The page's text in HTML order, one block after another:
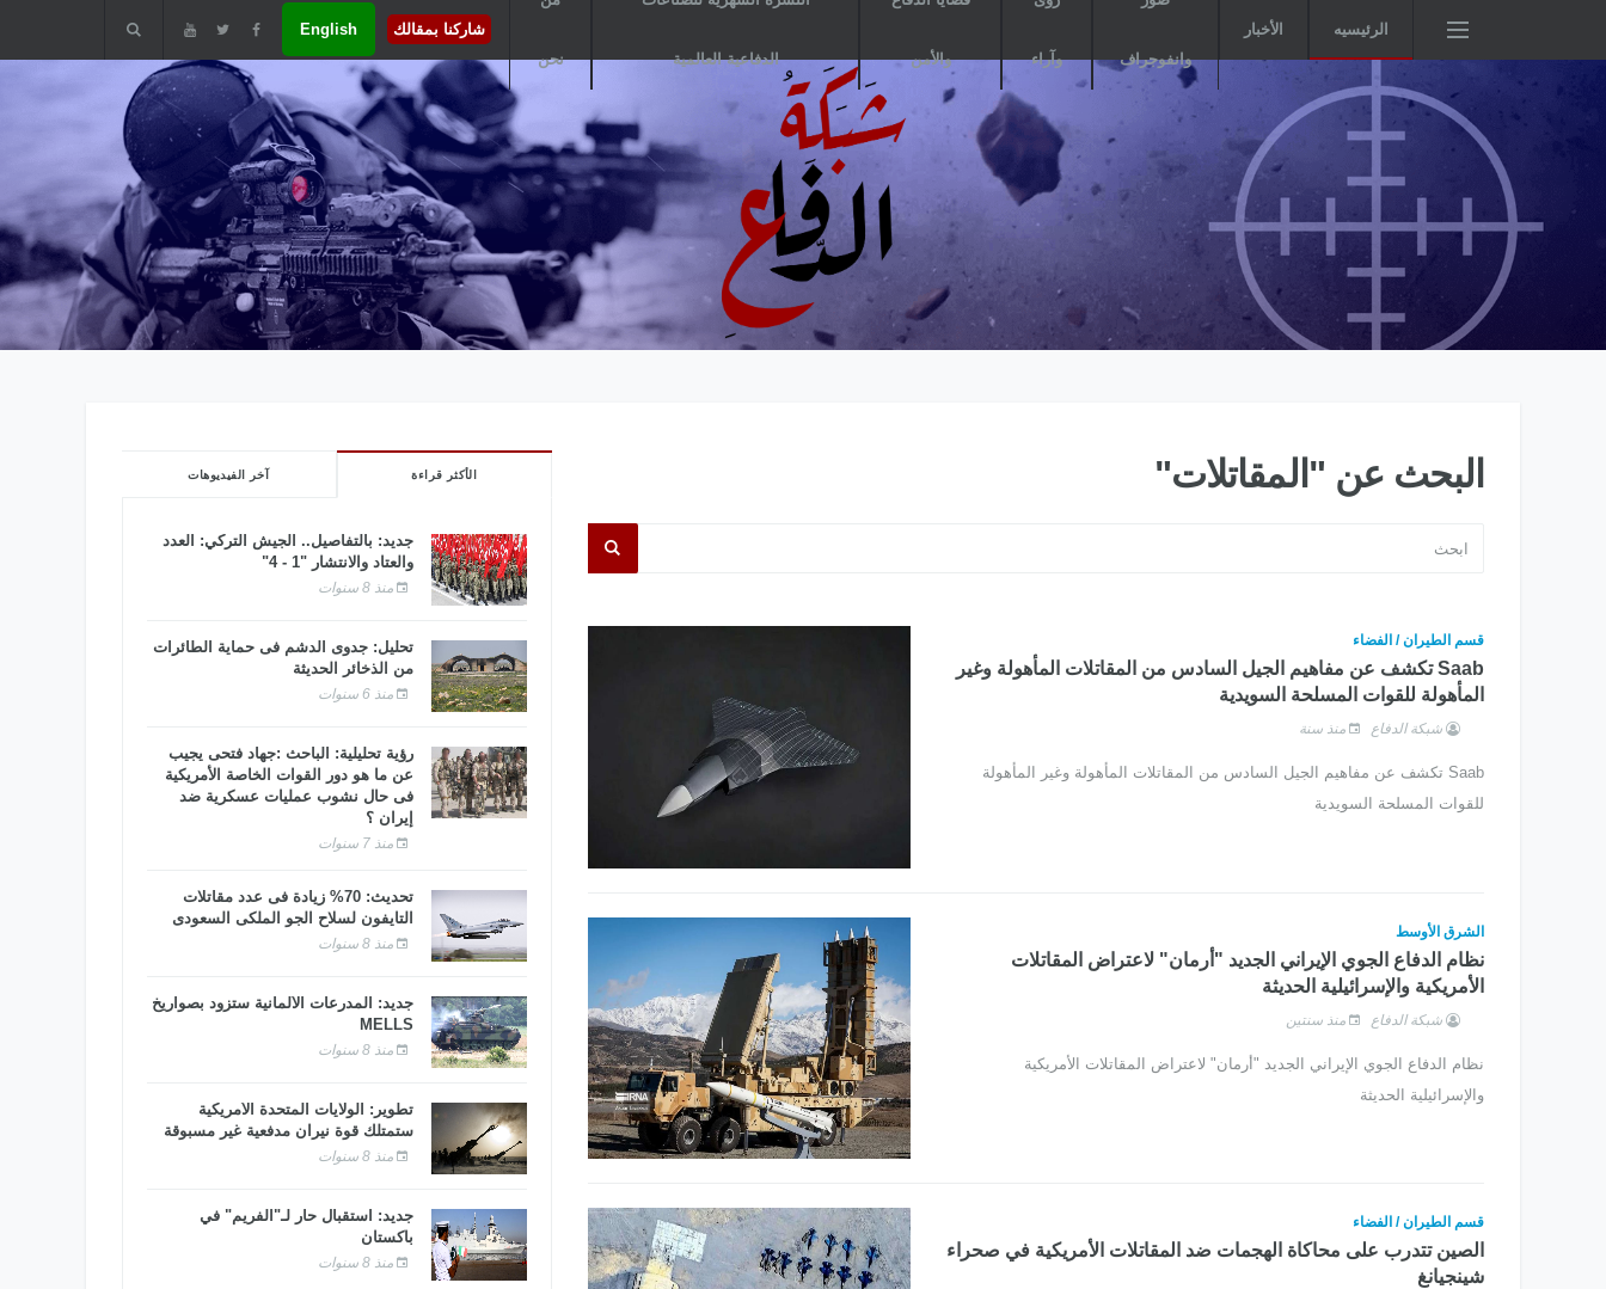
الرئيسيه الأخبار
وانفوجراف وآراء والأمن الدفاعية العالمية نحن
شاركنا بمقالك English
البحث عن "المقاتلات"
قسم الطيران / الفضاء
Saab تكشف عن مفاهيم الجيل السادس من المقاتلات المأهولة وغير
المأهولة للقوات المسلحة السويدية
شبكة الدفاع منذ سنة
Saab تكشف عن مفاهيم الجيل السادس من المقاتلات المأهولة وغير المأهولة
للقوات المسلحة السويدية
الشرق الأوسط
نظام الدفاع الجوي الإيراني الجديد "أرمان" لاعتراض المقاتلات
الأمريكية والإسرائيلية الحديثة
شبكة الدفاع منذ سنتين
نظام الدفاع الجوي الإيراني الجديد "أرمان" لاعتراض المقاتلات الأمريكية
والإسرائيلية الحديثة
قسم الطيران / الفضاء
الصين تتدرب على محاكاة الهجمات ضد المقاتلات الأمريكية في صحراء
شينجيانغ
الأكثر قراءة آخر الفيديوهات
جديد: بالتفاصيل.. الجيش التركي: العدد
والعتاد والانتشار "1 - 4"
منذ 8 سنوات
تحليل: جدوى الدشم فى حماية الطائرات
من الذخائر الحديثة
منذ 6 سنوات
رؤية تحليلية: الباحث :جهاد فتحى يجيب
عن ما هو دور القوات الخاصة الأمريكية
فى حال نشوب عمليات عسكرية ضد
إيران ؟
منذ 7 سنوات
تحديث: 70% زيادة فى عدد مقاتلات
التايفون لسلاح الجو الملكى السعودى
منذ 8 سنوات
جديد: المدرعات الألمانية ستزود بصواريخ
MELLS
منذ 8 سنوات
تطوير: الولايات المتحدة الأمريكية
ستمتلك قوة نيران مدفعية غير مسبوقة
منذ 8 سنوات
جديد: استقبال حار لـ"الفريم" في
باكستان
منذ 8 سنوات